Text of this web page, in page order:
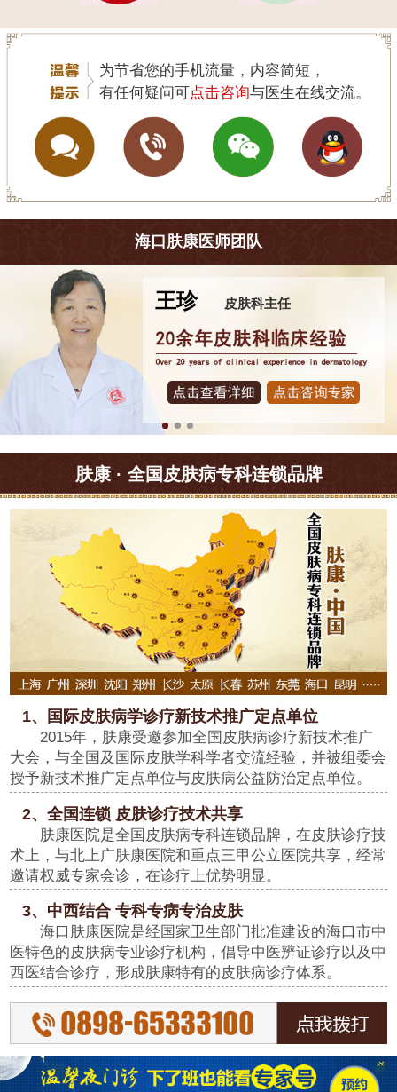
为节省您的手机流量，内容简短，
有任何疑问可点击咨询与医生在线交流。
海口肤康医师团队
王珍 皮肤科主任
肤康 · 全国皮肤病专科连锁品牌
1、国际皮肤病学诊疗新技术推广定点单位
2015年，肤康受邀参加全国皮肤病诊疗新技术推广
大会，与全国及国际皮肤学科学者交流经验，并被组委会
授予新技术推广定点单位与皮肤病公益防治定点单位。
2、全国连锁 皮肤诊疗技术共享
肤康医院是全国皮肤病专科连锁品牌，在皮肤诊疗技
术上，与北上广肤康医院和重点三甲公立医院共享，经常
邀请权威专家会诊，在诊疗上优势明显。
3、中西结合 专科专病专治皮肤
海口肤康医院是经国家卫生部门批准建设的海口市中
医特色的皮肤病专业诊疗机构，倡导中医辨证诊疗以及中
西医结合诊疗，形成肤康特有的皮肤病诊疗体系。